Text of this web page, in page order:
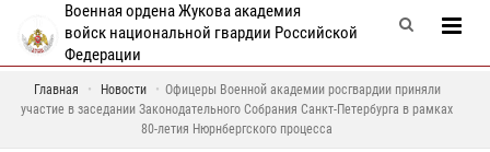
Военная ордена Жукова академия
войск национальной гвардии Российской
Федерации
Главная Новости
Офицеры Военной академии росгвардии приняли
участие в заседании Законодательного Собрания Санкт-Петербурга в рамках
80-летия Нюрнбергского процесса